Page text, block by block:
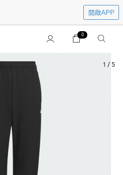
開啟APP
0
1 / 5